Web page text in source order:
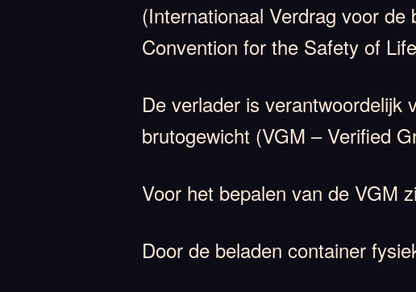
(Internationaal Verdrag voor
Convention for the Safety of
De verlader is verantwoordelijk
brutogewicht (VGM – Verified
Voor het bepalen van de VGM
Door de beladen container